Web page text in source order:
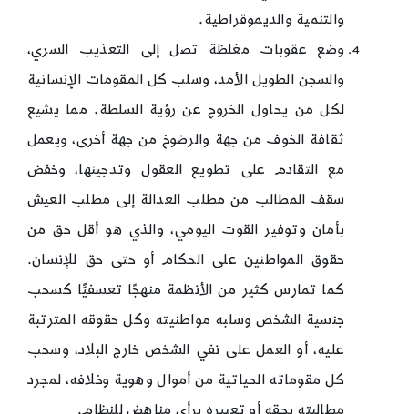
والتنمية والديموقراطية.
وضع عقوبات مغلظة تصل إلى التعذيب السري،
والسجن الطويل الأمد، وسلب كل المقومات الإنسانية
لكل من يحاول الخروج عن رؤية السلطة. مما يشيع
ثقافة الخوف من جهة والرضوخ من جهة أخرى، ويعمل
مع التقادم على تطويع العقول وتدجينها، وخفض
سقف المطالب من مطلب العدالة إلى مطلب العيش
بأمان وتوفير القوت اليومي، والذي هو أقل حق من
حقوق المواطنين على الحكام أو حتى حق للإنسان.
كما تمارس كثير من الأنظمة منهجًا تعسفيًّا كسحب
جنسية الشخص وسلبه مواطنيته وكل حقوقه المترتبة
عليه، أو العمل على نفي الشخص خارج البلاد، وسحب
كل مقوماته الحياتية من أموال وهوية وخلافه، لمجرد
مطالبته بحقه أو تعبيره برأي مناهض للنظام.